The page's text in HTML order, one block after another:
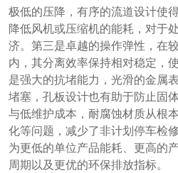
极低的压降，有序的流道设计使
降低风机或压缩机的能耗，对于
济。第三是卓越的操作弹性，在
内，其分离效率保持相对稳定，
是强大的抗堵能力，光滑的金属
堵塞，孔板设计也有助于防止固
与低维护成本，耐腐蚀材质从根
化等问题，减少了非计划停车检
为更低的单位产品能耗、更高的
周期以及更优的环保排放指标。